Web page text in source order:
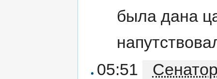
была дана
05:51